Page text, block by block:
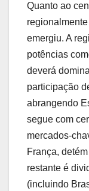
Quanto ao
emergiu. A
potências
deverá
participação
abrangendo
segue com
mercados-
França,
restante é
(incluindo